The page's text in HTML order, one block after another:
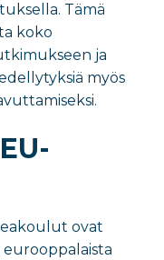
Tämä
koko
ja
myös
ovat
eurooppalaista